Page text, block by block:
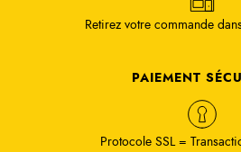
Retirez votre commande
PAIEMENT
Protocole SSL =